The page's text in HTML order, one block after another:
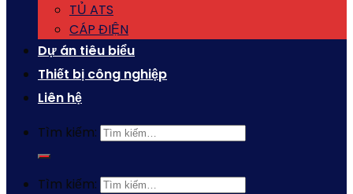
TỦ ATS
CÁP ĐIỆN
Dự án tiêu biểu
Thiết bị công nghiệp
Liên hệ
Tìm kiếm:
Tìm kiếm: